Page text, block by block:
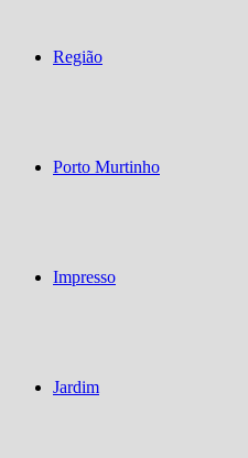
Região
Porto Murtinho
Impresso
Jardim